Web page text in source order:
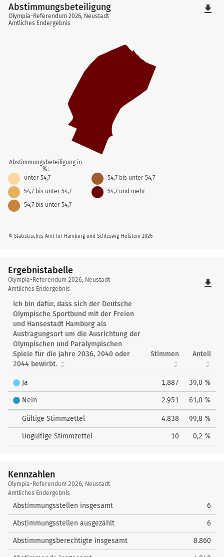
© Statistisches Amt für Hamburg und Schleswig-Holstein 2026
Abstimmungsbeteiligung
Olympia-Referendum 2026, Neustadt
Amtliches Endergebnis
Abstimmungsbeteiligung in
%:
unter 54,7
54,7 bis unter 54,7
54,7 bis unter 54,7
54,7 bis unter 54,7
54,7 und mehr
file_download
Ergebnistabelle
Ergebnistabelle
Olympia-Referendum 2026, Neustadt
Amtliches Endergebnis
file_download
Ich bin dafür, dass sich der Deutsche
Olympische Sportbund mit der Freien
und Hansestadt Hamburg als
Austragungsort um die Ausrichtung der
Olympischen und Paralympischen
Spiele für die Jahre 2036, 2040 oder
2044 bewirbt.
Stimmen Anteil
Ja 1.887 39,0 %
Nein 2.951 61,0 %
Gültige Stimmzettel 4.838 99,8 %
Ungültige Stimmzettel 10 0,2 %
Kennzahlen
Kennzahlen
Olympia-Referendum 2026, Neustadt
Amtliches Endergebnis
Abstimmungsstellen insgesamt 6
Abstimmungsstellen ausgezählt 6
Abstimmungsberechtigte insgesamt 8.860